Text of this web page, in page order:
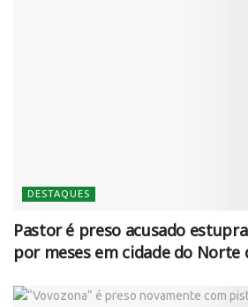
DESTAQUES
Pastor é preso acusado
por meses em cidade do Norte